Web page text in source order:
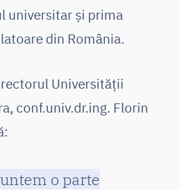
universitar și prima
din România.
Universității
conf.univ.dr.ing. Florin
o parte